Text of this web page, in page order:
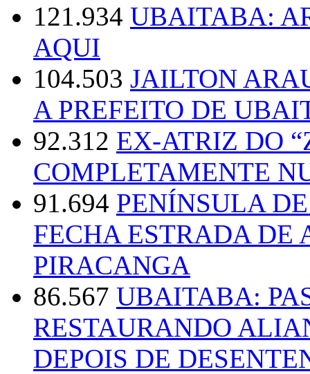
121.934 UBAITABA:
AQUI
104.503 JAILTON
A PREFEITO DE
92.312 EX-ATRIZ DO
COMPLETAMENTE
91.694 PENÍNSULA
FECHA ESTRADA DE
PIRACANGA
86.567 UBAITABA:
RESTAURANDO
DEPOIS DE